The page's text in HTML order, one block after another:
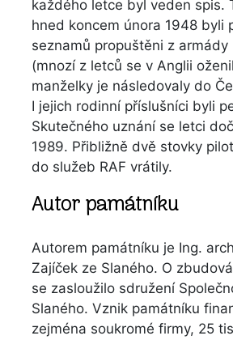
každého letce byl veden spis.
hned koncem února 1948 byli
seznamů propuštěni z armády
(mnozí z letců se v Anglii
manželky je následovaly do
I jejich rodinní příslušníci byli
Skutečného uznání se letci
1989. Přibližně dvě stovky
do služeb RAF vrátily.
Autor památníku
Autorem památníku je Ing.
Zajíček ze Slaného. O
se zasloužilo sdružení
Slaného. Vznik památníku
zejména soukromé firmy, 25